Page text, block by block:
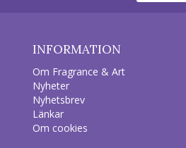
INFORMATION
Om Fragrance & Art
Nyheter
Nyhetsbrev
Länkar
Om cookies